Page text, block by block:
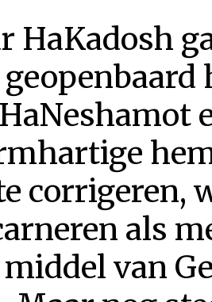
HaKadosh
corrigeren,
als
van